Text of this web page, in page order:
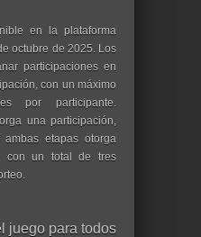
en la plataforma
octubre de 2025. Los
participaciones en
con un máximo
por participante.
una participación,
ambas etapas otorga
con un total de tres
juego para todos